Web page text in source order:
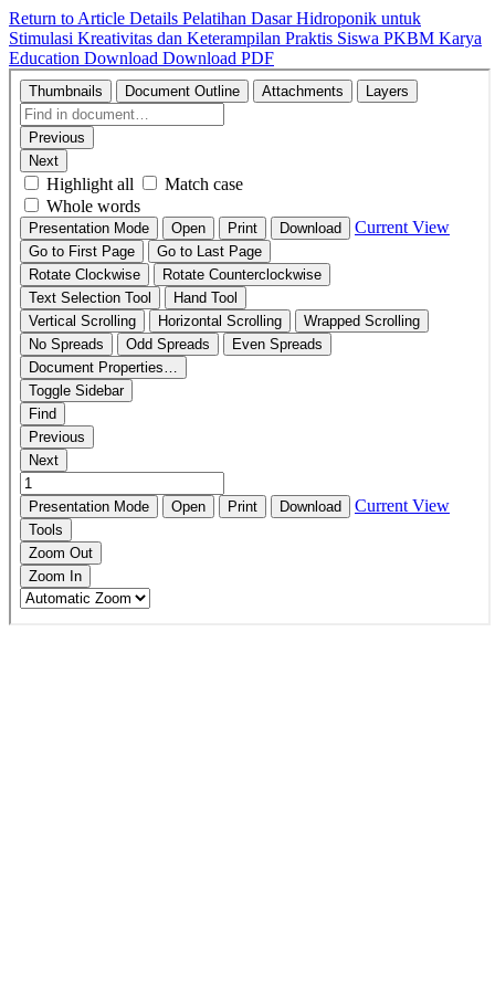
Return to Article Details Pelatihan Dasar Hidroponik untuk
Stimulasi Kreativitas dan Keterampilan Praktis Siswa PKBM Karya
Education Download Download PDF